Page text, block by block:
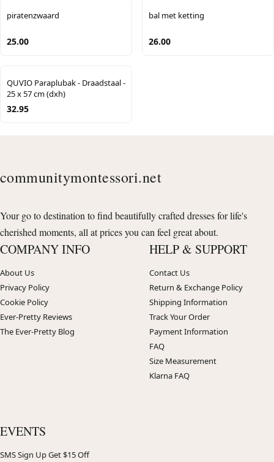
piratenzwaard
25.00
bal met ketting
26.00
QUVIO Paraplubak - Draadstaal -
25 x 57 cm (dxh)
32.95
communitymontessori.net
Your go to destination to find beautifully crafted dresses for life's
cherished moments, all at prices you can feel great about.
COMPANY INFO
About Us
Privacy Policy
Cookie Policy
Ever-Pretty Reviews
The Ever-Pretty Blog
HELP & SUPPORT
Contact Us
Return & Exchange Policy
Shipping Information
Track Your Order
Payment Information
FAQ
Size Measurement
Klarna FAQ
EVENTS
SMS Sign Up Get $15 Off